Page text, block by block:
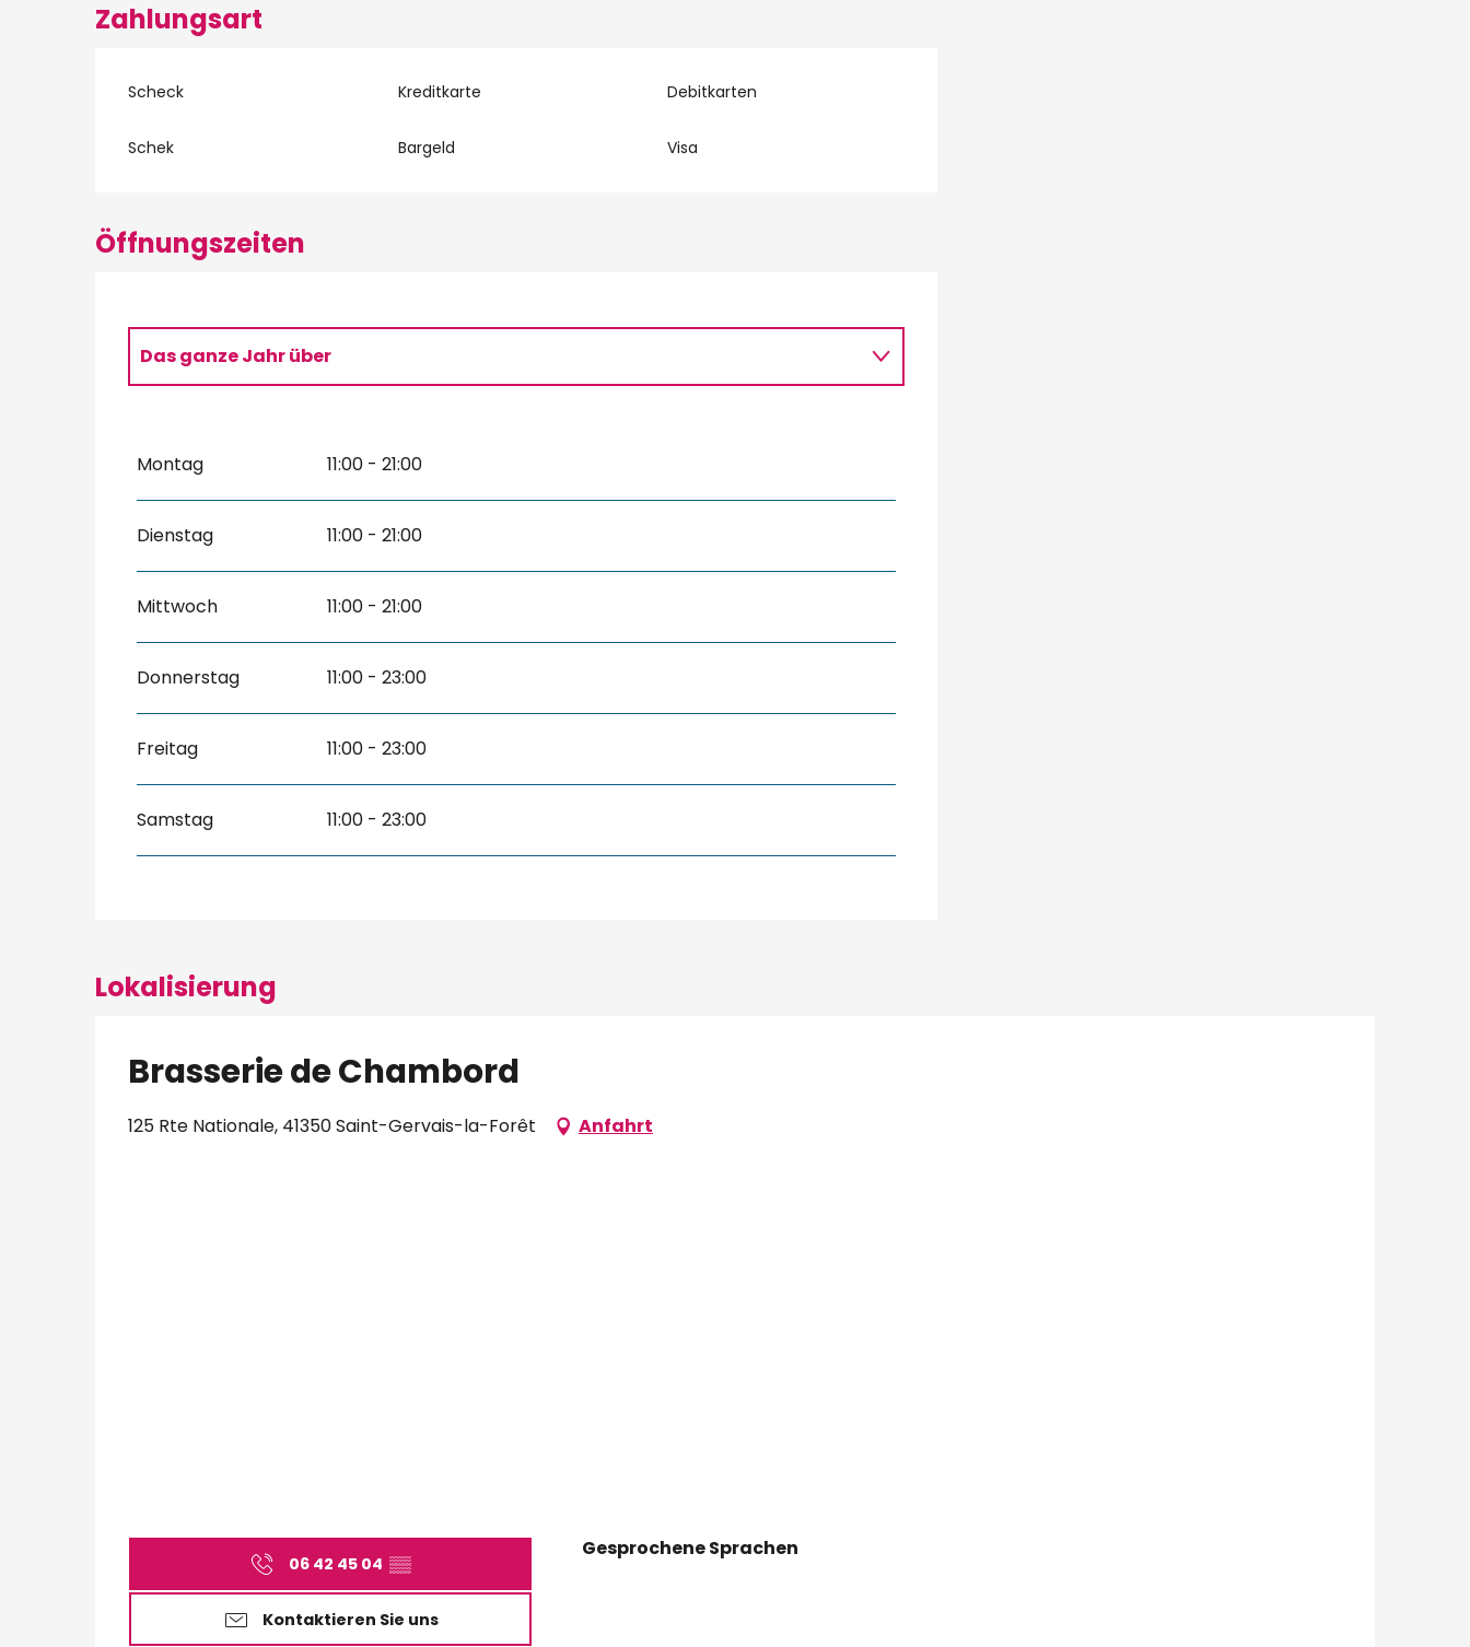
Zahlungsart
Scheck Kreditkarte Debitkarten
Schek Bargeld Visa
Öffnungszeiten
Das ganze Jahr über
Montag 11:00 - 21:00
Dienstag 11:00 - 21:00
Mittwoch 11:00 - 21:00
Donnerstag 11:00 - 23:00
Freitag 11:00 - 23:00
Samstag 11:00 - 23:00
Lokalisierung
Brasserie de Chambord
125 Rte Nationale, 41350 Saint-Gervais-la-Forêt Anfahrt
06 42 45 04 ▒▒
Kontaktieren Sie uns
Gesprochene Sprachen
Gesprochene Sprachen